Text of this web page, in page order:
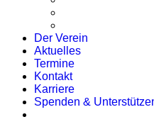
Der Verein
Aktuelles
Termine
Kontakt
Karriere
Spenden &